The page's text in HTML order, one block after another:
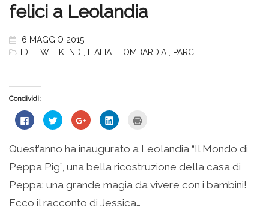
felici a Leolandia
6 MAGGIO 2015
IDEE WEEKEND
ITALIA LOMBARDIA PARCHI
Condividi:
Fai
clic
su
Facebook
apre
in
una
nuova
finestra)
Fai
clic
condividere
su
Twitter
(Si
apre
in
una
nuova
finestra)
Fai
clic
condividere
su
Google+
(Si
in
una
nuova
finestra)
Fai
clic
condividere
su
LinkedIn
(Si
in
una
nuova
finestra)
stampare
(Si
apre
in
nuova
finestra)
Quest’anno ha inaugurato a Leolandia “Il Mondo di
Peppa Pig”, una bella ricostruzione della casa di
Peppa: una grande magia da vivere con i bambini!
Ecco il racconto di Jessica…